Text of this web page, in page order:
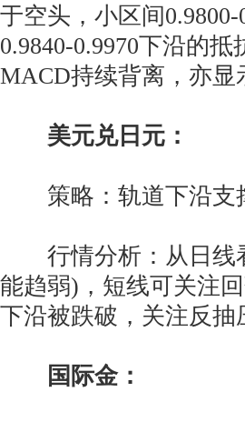
于空头，小区间
0.9840-0.9970下沿的
MACD持续背离，亦
美元兑日元：
策略：轨道下沿支
行情分析：从日线
能趋弱)，短线可关注
下沿被跌破，关注反
国际金：